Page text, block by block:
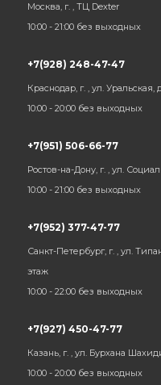
Москва, г. , ТЦ Dexter
10:00 - 21:00 без выходных
+7(928) 248-47-47
Краснодар, г. , ул.
10:00 - 20:00 без выходных
+7(951) 506-66-77
Ростов-на-Дону, г. , ул.
10:00 - 21:00 без выходных
+7(952) 377-47-77
Санкт-Петербург, г. , ул.
этаж
10:00 - 22:00 без выходных
+7(927) 450-47-77
Казань, г. , ул. Бурхана
10:00 - 20:00 без выходных